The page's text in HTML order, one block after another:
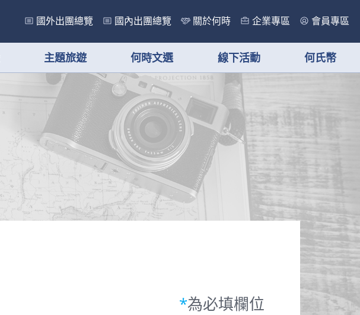
國外出團總覽 國內出團總覽 關於何時 企業專區 會員專區
主題旅遊 何時文選 線下活動 何氏幣
*為必填欄位